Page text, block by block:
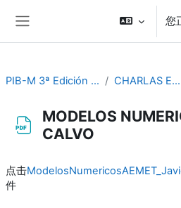
您
PIB-M 3ª Edición (fase práctica) CHARLAS ESPECIFICAS
MODELOS
CALVO
点击
件